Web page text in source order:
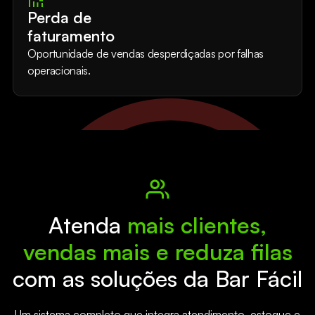
Perda de
faturamento
Oportunidade de vendas desperdiçadas por falhas
operacionais.
Atenda mais clientes,
vendas mais e reduza filas
com as soluções da Bar Fácil